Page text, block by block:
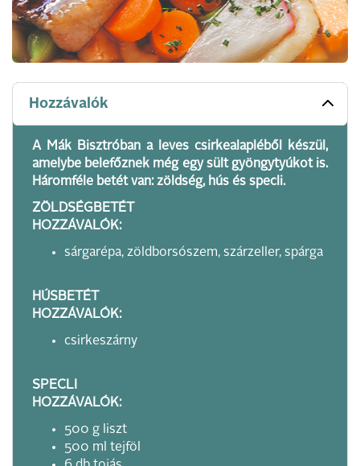
Hozzávalók
A Mák Bisztróban a leves csirkealapléből készül,
amelybe belefőznek még egy sült gyöngytyúkot is.
Háromféle betét van: zöldség, hús és specli.
ZÖLDSÉGBETÉT
HOZZÁVALÓK:
sárgarépa, zöldborsószem, szárzeller, spárga
HÚSBETÉT
HOZZÁVALÓK:
csirkeszárny
SPECLI
HOZZÁVALÓK:
500 g liszt
500 ml tejföl